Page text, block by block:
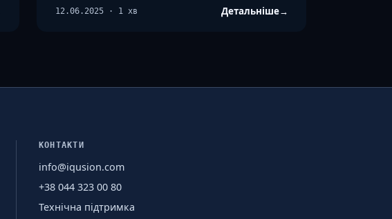
12.06.2025 · 1 хв Детальніше→
КОНТАКТИ
info@iqusion.com
+38 044 323 00 80
Технічна підтримка